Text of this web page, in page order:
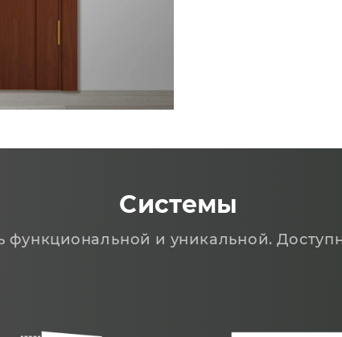
Системы
и уникальной.